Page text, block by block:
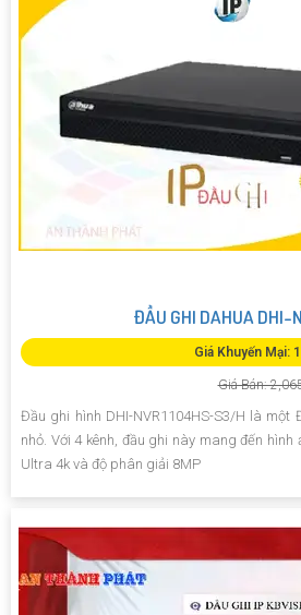
ĐẦU GHI DAHUA DHI-
Giá Khuyến Mại:
Giá Bán:
Đầu ghi hình DHI-NVR1104HS-S3/H là
nhỏ. Với 4 kênh, đầu ghi này mang đến
Ultra 4k và độ phân giải 8MP